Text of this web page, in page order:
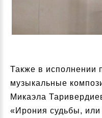
Также в исполнении
музыкальные
Микаэла
«Ирония судьбы,